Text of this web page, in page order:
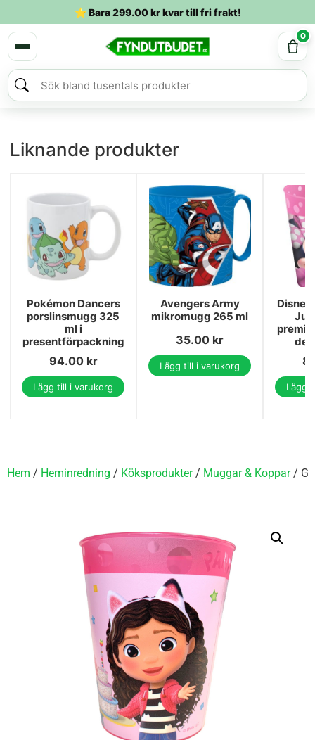
⭐ Bara299.00krkvar till fri frakt!
0
Liknande produkter
Pokémon Dancers
porslinsmugg 325
ml i
presentförpackning
94.00 kr
Lägg till i varukorg
Avengers Army
mikromugg 265 ml
35.00 kr
Lägg till i varukorg
Lägg
Hem / Heminredning / Köksprodukter/ Muggar & Koppar/